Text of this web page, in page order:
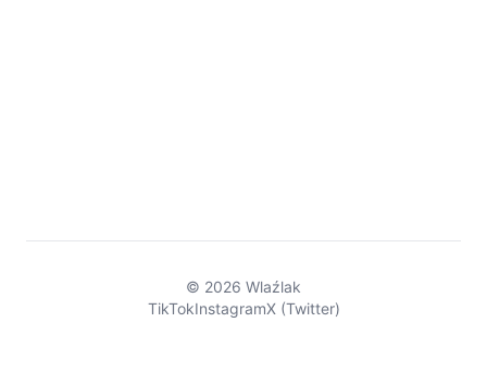
© 2026 Wlaźlak
TikTokInstagramX (Twitter)